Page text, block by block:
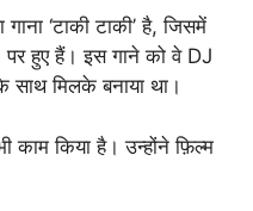
‘टाकी टाकी’ है, जिसमें
हुए हैं। इस गाने को वे DJ
साथ मिलके बनाया था।
काम किया है। उन्होंने फ़िल्म